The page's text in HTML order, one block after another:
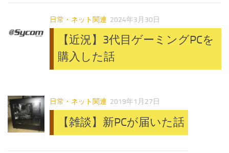
日常・ネット関連 2024年3月30日
【近況】3代目ゲーミングPCを
購入した話
日常・ネット関連 2019年1月27日
【雑談】新PCが届いた話